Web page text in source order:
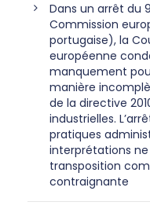
Dans un arrêt du
Commission
portugaise), la
européenne
manquement
manière
de la directive
industrielles.
pratiques
interprétations
transposition
contraignante